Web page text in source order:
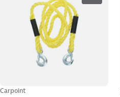
Carpoint